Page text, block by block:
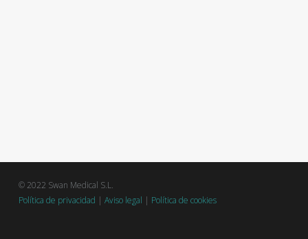
© 2022 Swan Medical S.L.
Política de privacidad | Aviso legal | Política de cookies